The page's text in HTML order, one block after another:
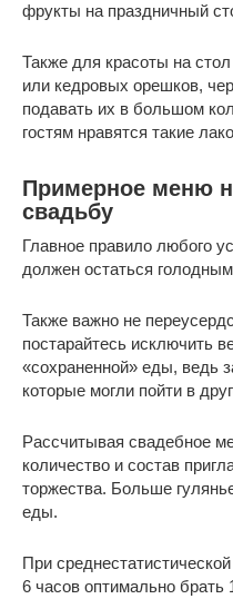
фрукты на праздничный
Также для красоты на
или кедровых орешков,
подавать их в большом
гостям нравятся такие
Примерное меню
свадьбу
Главное правило любого
должен остаться
Также важно не
постарайтесь исключить
«сохраненной» еды, ведь
которые могли пойти в
Рассчитывая свадебное
количество и состав
торжества. Больше
еды.
При
6 часов оптимально брать